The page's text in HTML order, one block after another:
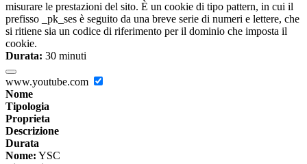
misurare le prestazioni del sito. È un cookie di tipo pattern, in cui il
prefisso _pk_ses è seguito da una breve serie di numeri e lettere, che
si ritiene sia un codice di riferimento per il dominio che imposta il
cookie.
Durata: 30 minuti
www.youtube.com
Nome
Tipologia
Proprieta
Descrizione
Durata
Nome: YSC